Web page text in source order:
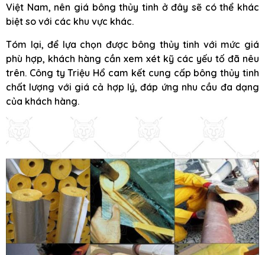
Việt Nam, nên giá bông thủy tinh ở đây sẽ có thể khác
biệt so với các khu vực khác.
Tóm lại, để lựa chọn được bông thủy tinh với mức giá
phù hợp, khách hàng cần xem xét kỹ các yếu tố đã nêu
trên. Công ty Triệu Hổ cam kết cung cấp bông thủy tinh
chất lượng với giá cả hợp lý, đáp ứng nhu cầu đa dạng
của khách hàng.